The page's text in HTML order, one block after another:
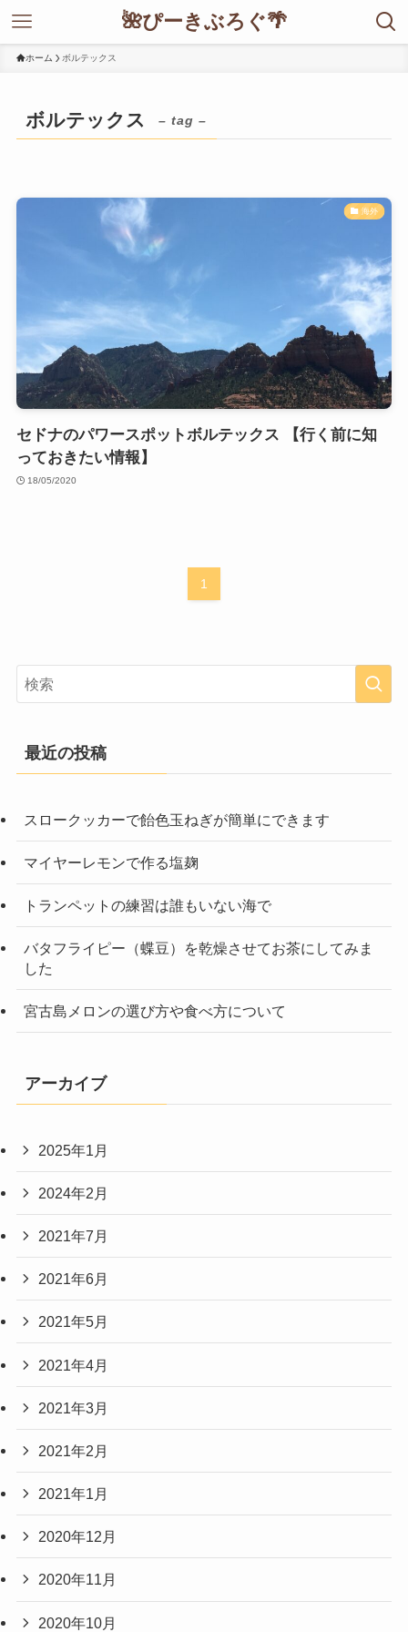
🌺ぴーきぶろぐ🌴
ホーム ボルテックス
ボルテックス – tag –
海外
セドナのパワースポットボルテックス 【行く前に知
っておきたい情報】
18/05/2020
1
最近の投稿
スロークッカーで飴色玉ねぎが簡単にできます
マイヤーレモンで作る塩麹
トランペットの練習は誰もいない海で
バタフライピー（蝶豆）を乾燥させてお茶にしてみま
した
宮古島メロンの選び方や食べ方について
アーカイブ
2025年1月
2024年2月
2021年7月
2021年6月
2021年5月
2021年4月
2021年3月
2021年2月
2021年1月
2020年12月
2020年11月
2020年10月